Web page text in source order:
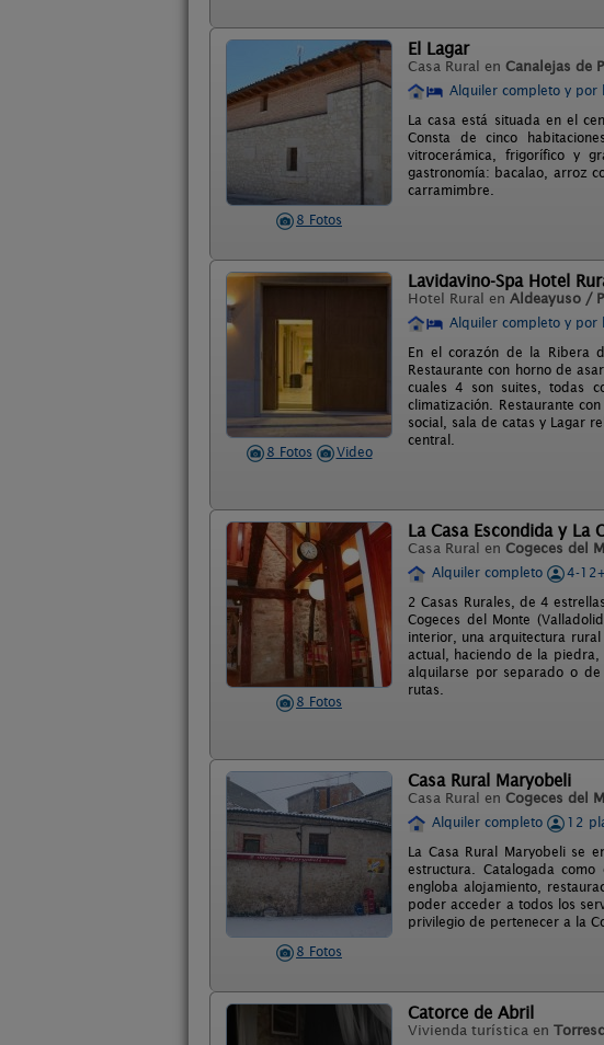
8 Fotos
El Lagar
Casa Rural en Canalejas de
Alquiler completo y por
La casa está situada en el
Consta de cinco
vitrocerámica, frigorífico y
gastronomía: bacalao, arroz
carramimbre.
8 Fotos Video
Lavidavino-Spa Hotel
Hotel Rural en Aldeayuso /
Alquiler completo y por
En el corazón de la Ribera
Restaurante con horno de
cuales 4 son suites, todas
climatización. Restaurante
social, sala de catas y Lagar
central.
8 Fotos
La Casa Escondida y La
Casa Rural en Cogeces del
Alquiler completo
4-
2 Casas Rurales, de 4
Cogeces del Monte
interior, una arquitectura
actual, haciendo de la
alquilarse por separado o
rutas.
8 Fotos
Casa Rural Maryobeli
Casa Rural en Cogeces del
Alquiler completo
12
La Casa Rural Maryobeli se
estructura. Catalogada
engloba alojamiento,
poder acceder a todos los
privilegio de pertenecer a la
Catorce de Abril
Vivienda turística en